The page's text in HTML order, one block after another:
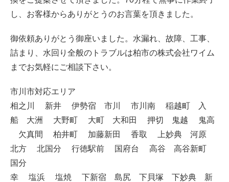
し、お客様からありがとうのお言葉を頂きました。
御依頼ありがとう御座いました。水漏れ、故障、工事、
詰まり、水回り全般のトラブルは柏市の株式会社ワイム
までお気軽にご相談下さい。
市川市対応エリア
相之川 新井 伊勢宿 市川 市川南 稲越町 入
船 大洲 大野町 大町 大和田 押切 鬼越 鬼高
欠真間 柏井町 加藤新田 香取 上妙典 河原
北方 北国分 行徳駅前 国府台 高谷 高谷新町
国分
幸 塩浜 塩焼 下新宿 島尻 下貝塚 下妙典 新